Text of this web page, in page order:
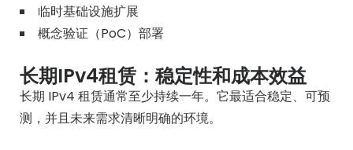
临时基础设施扩展
概念验证（PoC）部署
长期IPv4租赁：稳定性和成本效益
长期 IPv4 租赁通常至少持续一年。它最适合稳定、可预
测，并且未来需求清晰明确的环境。